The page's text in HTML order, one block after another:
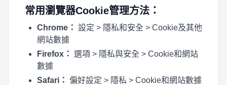
常用瀏覽器Cookie管理方法：
Chrome： 設定 > 隱私和安全 > Cookie及其他
網站數據
Firefox： 選項 > 隱私與安全 > Cookie和網站
數據
Safari： 偏好設定 > 隱私 > Cookie和網站數據